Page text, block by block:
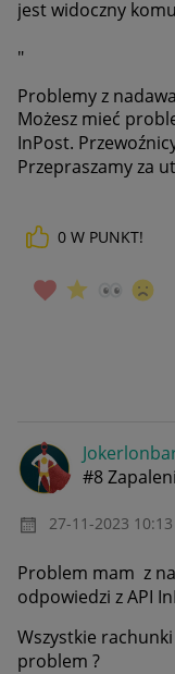
jest widoczny
"
Problemy z
Możesz mieć
InPost.
Przepraszamy za
0 W PUNKT!
#8
‎27-11-2023 10:13
Problem mam z
odpowiedzi z API
Wszystkie
problem ?